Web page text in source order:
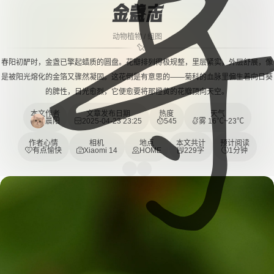
金盏志
动物植物/ 组图
春阳初酽时，金盏已擎起蜡质的圆盘。花瓣排列得极规整，里层紧实，外层舒展，像
是被阳光熔化的金箔又骤然凝固。这花倒是有意思的——菊科的血脉里偏生着向日葵
的脾性，日光愈烈，它便愈要将那橙黄的花瓣顶向天空。
本文作者
晨阳
文章发布日期
2025-04-23 23:25
热度
545
天气
雾 16℃~23℃
作者心情
有点愉快
相机
Xiaomi 14
地点
HOME
本文共计
229字
预计阅读
1分钟